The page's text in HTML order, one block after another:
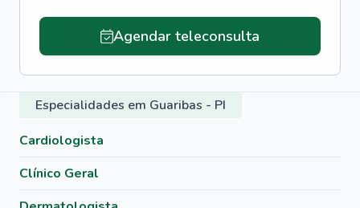
Agendar teleconsulta
Especialidades em Guaribas - PI
Cardiologista
Clínico Geral